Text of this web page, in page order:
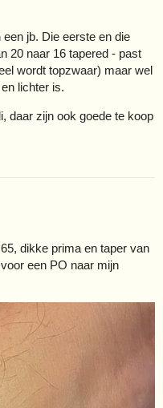
jb. Die eerste en die
20 naar 16 tapered - past
wordt topzwaar) maar wel
lichter is.
daar zijn ook goede te koop
dikke prima en taper van
een PO naar mijn